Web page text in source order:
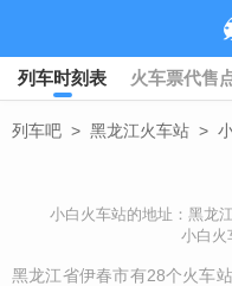
列车时刻表 火车票代售
列车吧 > 黑龙江火车站 >
小白火车站的地址：黑龙
小白火
黑龙江省伊春市有28个火车站